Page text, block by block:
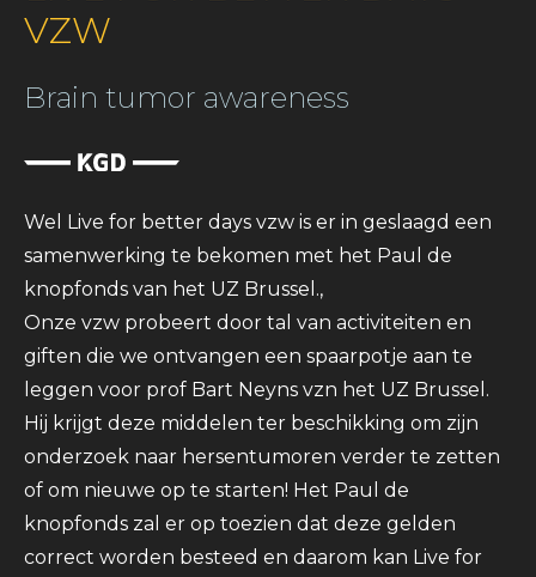
VZW
Brain tumor awareness
Wel Live for better days vzw is er in geslaagd een
samenwerking te bekomen met het Paul de
knopfonds van het UZ Brussel.,
Onze vzw probeert door tal van activiteiten en
giften die we ontvangen een spaarpotje aan te
leggen voor prof Bart Neyns vzn het UZ Brussel.
Hij krijgt deze middelen ter beschikking om zijn
onderzoek naar hersentumoren verder te zetten
of om nieuwe op te starten! Het Paul de
knopfonds zal er op toezien dat deze gelden
correct worden besteed en daarom kan Live for